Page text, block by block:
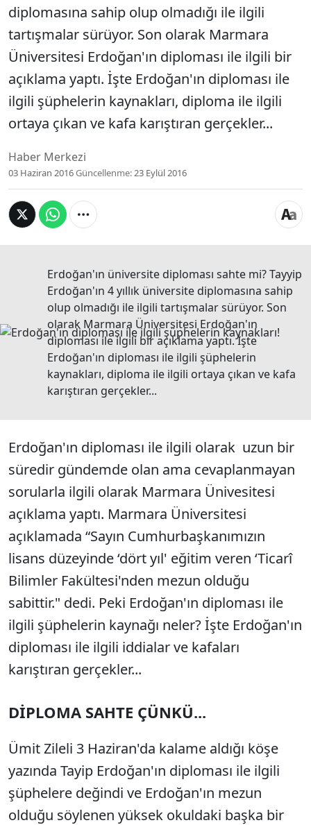
diplomasına sahip olup olmadığı ile ilgili
tartışmalar sürüyor. Son olarak Marmara
Üniversitesi Erdoğan'ın diploması ile ilgili bir
açıklama yaptı. İşte Erdoğan'ın diploması ile
ilgili şüphelerin kaynakları, diploma ile ilgili
ortaya çıkan ve kafa karıştıran gerçekler...
Haber Merkezi
03 Haziran 2016Güncellenme:23 Eylül 2016
Erdoğan'ın üniversite diploması sahte mi? Tayyip
Erdoğan'ın 4 yıllık üniversite diplomasına sahip
olup olmadığı ile ilgili tartışmalar sürüyor. Son
olarak Marmara Üniversitesi Erdoğan'ın
diploması ile ilgili bir açıklama yaptı. İşte
Erdoğan'ın diploması ile ilgili şüphelerin
kaynakları, diploma ile ilgili ortaya çıkan ve kafa
karıştıran gerçekler...
Erdoğan'ın diploması ile ilgili olarak uzun bir
süredir gündemde olan ama cevaplanmayan
sorularla ilgili olarak Marmara Ünivesitesi
açıklama yaptı. Marmara Üniversitesi
açıklamada “Sayın Cumhurbaşkanımızın
lisans düzeyinde ‘dört yıl' eğitim veren ‘Ticarî
Bilimler Fakültesi'nden mezun olduğu
sabittir." dedi. Peki Erdoğan'ın diploması ile
ilgili şüphelerin kaynağı neler? İşte Erdoğan'ın
diploması ile ilgili iddialar ve kafaları
karıştıran gerçekler...
DİPLOMA SAHTE ÇÜNKÜ...
Ümit Zileli 3 Haziran'da kalame aldığı köşe
yazında Tayip Erdoğan'ın diploması ile ilgili
şüphelere değindi ve Erdoğan'ın mezun
olduğu söylenen yüksek okuldaki başka bir